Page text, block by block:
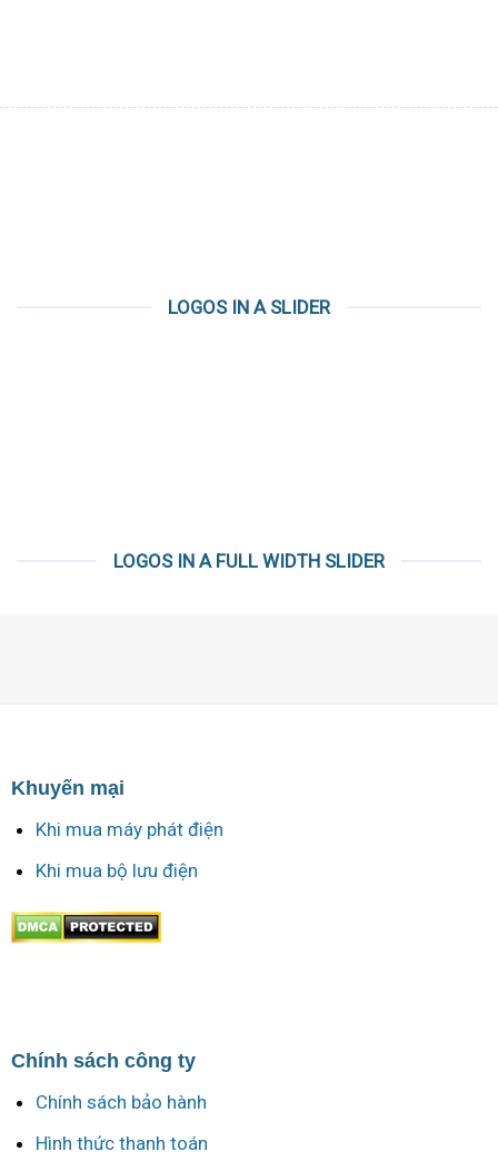
LOGOS IN A SLIDER
LOGOS IN A FULL WIDTH SLIDER
Khuyến mại
Khi mua máy phát điện
Khi mua bộ lưu điện
Chính sách công ty
Chính sách bảo hành
Hình thức thanh toán